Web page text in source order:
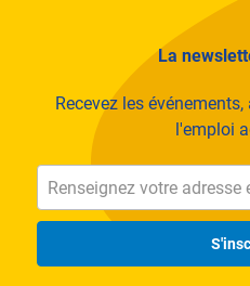
Ouvrir l'image dans la galerie
Nos expertises
Productions végétales
La
Recevez les
l'emploi